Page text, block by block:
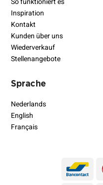
Inspiration
Kontakt
Kunden über uns
Wiederverkauf
Stellenangebote
Sprache
Nederlands
English
Français